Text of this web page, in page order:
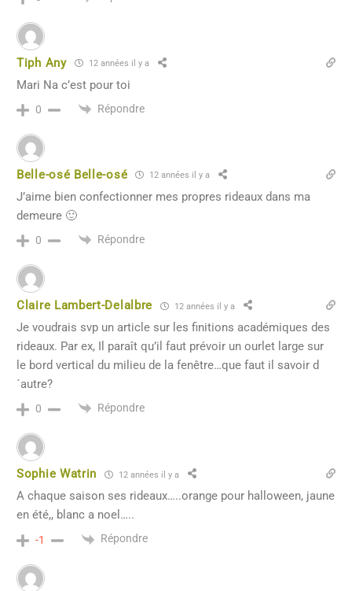
Tiph Any 12 années il y a
Mari Na c’est pour toi
0 Répondre
Belle-osé Belle-osé 12 années il y a
J’aime bien confectionner mes propres rideaux dans ma
demeure 🙂
0 Répondre
Claire Lambert-Delalbre 12 années il y a
Je voudrais svp un article sur les finitions académiques des
rideaux. Par ex, Il paraît qu’il faut prévoir un ourlet large sur
le bord vertical du milieu de la fenêtre…que faut il savoir d
´autre?
0 Répondre
Sophie Watrin 12 années il y a
A chaque saison ses rideaux…..orange pour halloween, jaune
en été,, blanc a noel…..
-1 Répondre